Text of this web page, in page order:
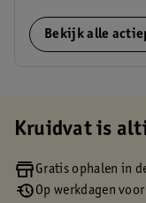
Bekijk alle
Kruidvat is
Gratis ophalen in
Op werkdagen